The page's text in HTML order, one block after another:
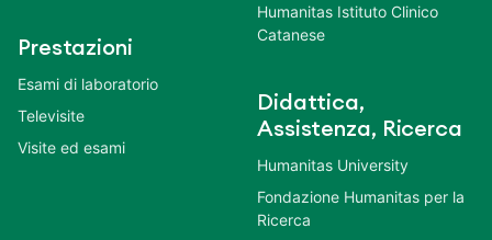
Prestazioni
Esami di laboratorio
Televisite
Visite ed esami
Humanitas Istituto Clinico
Catanese
Didattica,
Assistenza, Ricerca
Humanitas University
Fondazione Humanitas per la
Ricerca